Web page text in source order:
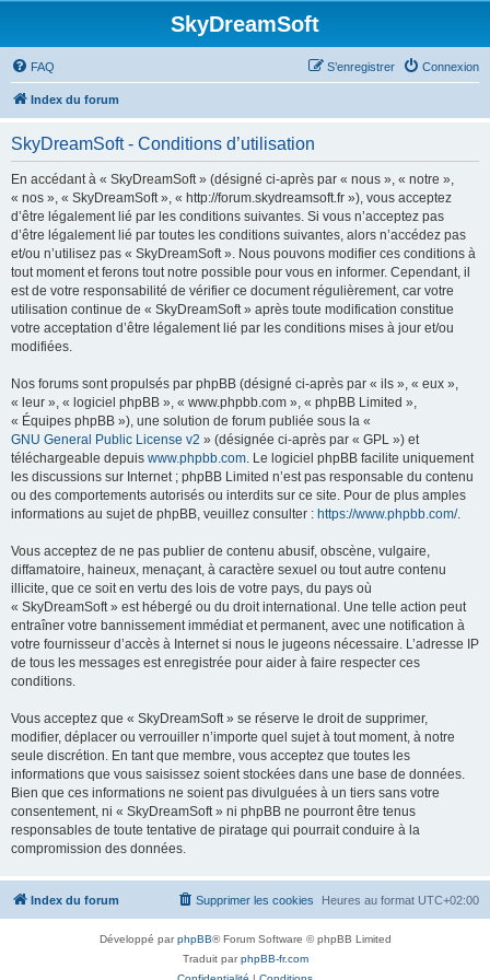
SkyDreamSoft
FAQ Connexion
S’enregistrer
Index du forum
SkyDreamSoft - Conditions d’utilisation
En accédant à « SkyDreamSoft » (désigné ci-après par « nous », « notre »,
« nos », « SkyDreamSoft », « http://forum.skydreamsoft.fr »), vous acceptez
d’être légalement lié par les conditions suivantes. Si vous n’acceptez pas
d’être légalement lié par toutes les conditions suivantes, alors n’accédez pas
et/ou n’utilisez pas « SkyDreamSoft ». Nous pouvons modifier ces conditions à
tout moment et ferons tout notre possible pour vous en informer. Cependant, il
est de votre responsabilité de vérifier ce document régulièrement, car votre
utilisation continue de « SkyDreamSoft » après toute modification constitue
votre acceptation d’être légalement lié par les conditions mises à jour et/ou
modifiées.
Nos forums sont propulsés par phpBB (désigné ci-après par « ils », « eux »,
« leur », « logiciel phpBB », « www.phpbb.com », « phpBB Limited »,
« Équipes phpBB »), une solution de forum publiée sous la «
GNU General Public License v2 » (désignée ci-après par « GPL ») et
téléchargeable depuis www.phpbb.com. Le logiciel phpBB facilite uniquement
les discussions sur Internet ; phpBB Limited n’est pas responsable du contenu
ou des comportements autorisés ou interdits sur ce site. Pour de plus amples
informations au sujet de phpBB, veuillez consulter : https://www.phpbb.com/.
Vous acceptez de ne pas publier de contenu abusif, obscène, vulgaire,
diffamatoire, haineux, menaçant, à caractère sexuel ou tout autre contenu
illicite, que ce soit en vertu des lois de votre pays, du pays où
« SkyDreamSoft » est hébergé ou du droit international. Une telle action peut
entraîner votre bannissement immédiat et permanent, avec une notification à
votre fournisseur d’accès à Internet si nous le jugeons nécessaire. L’adresse IP
de tous les messages est enregistrée pour aider à faire respecter ces
conditions.
Vous acceptez que « SkyDreamSoft » se réserve le droit de supprimer,
modifier, déplacer ou verrouiller n’importe quel sujet à tout moment, à notre
seule discrétion. En tant que membre, vous acceptez que toutes les
informations que vous saisissez soient stockées dans une base de données.
Bien que ces informations ne soient pas divulguées à un tiers sans votre
consentement, ni « SkyDreamSoft » ni phpBB ne pourront être tenus
responsables de toute tentative de piratage qui pourrait conduire à la
compromission des données.
Index du forum Heures au format UTC+02:00
Supprimer les cookies
Développé parphpBB® Forum Software © phpBB Limited
Traduit parphpBB-fr.com